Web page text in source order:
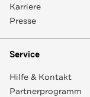
Karriere
Presse
Service
Hilfe & Kontakt
Partnerprogramm